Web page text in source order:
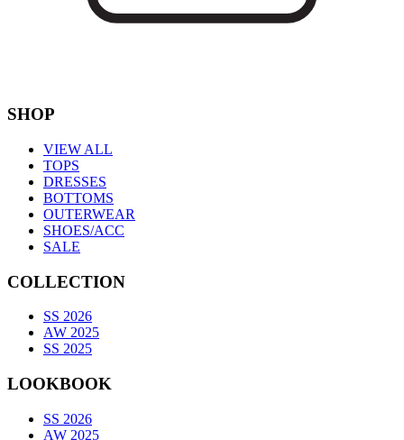
SHOP
VIEW ALL
TOPS
DRESSES
BOTTOMS
OUTERWEAR
SHOES/ACC
SALE
COLLECTION
SS 2026
AW 2025
SS 2025
LOOKBOOK
SS 2026
AW 2025